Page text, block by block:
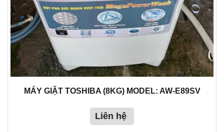
MÁY GIẶT TOSHIBA (8KG) MODEL: AW-E89SV
Liên hệ